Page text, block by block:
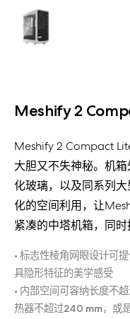
Meshify 2
Meshify 2 Compact
大胆又不失神秘。机
化玻璃，以及同系列
化的空间利用，让
紧凑的中塔机箱，同时
• 标志性棱角网眼设计可
具隐形特征的美学感受
• 内部空间可容纳长度不
热器不超过240 mm，或